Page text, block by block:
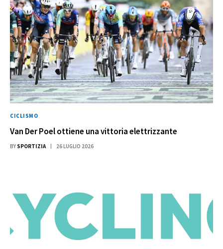
CICLISMO
Van Der Poel ottiene una vittoria elettrizzante
BY SPORTIZIA 26 LUGLIO 2026